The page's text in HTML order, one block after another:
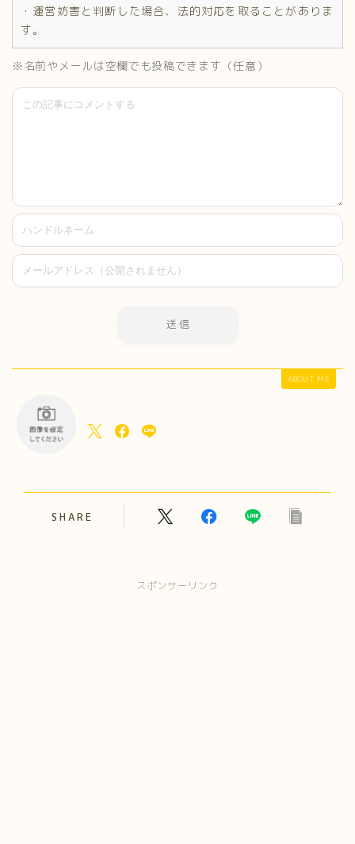
・運営妨害と判断した場合、法的対応を取ることがありま
す。
※名前やメールは空欄でも投稿できます（任意）
ABOUT ME
SHARE
スポンサーリンク